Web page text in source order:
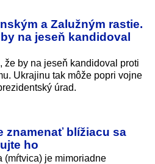
a Zalužným rastie.
na jeseň kandidoval
by na jeseň kandidoval proti
Ukrajinu tak môže popri vojne
ú­rad.
znamenať blížiacu sa
ho
(mŕtvica) je mimoriadne